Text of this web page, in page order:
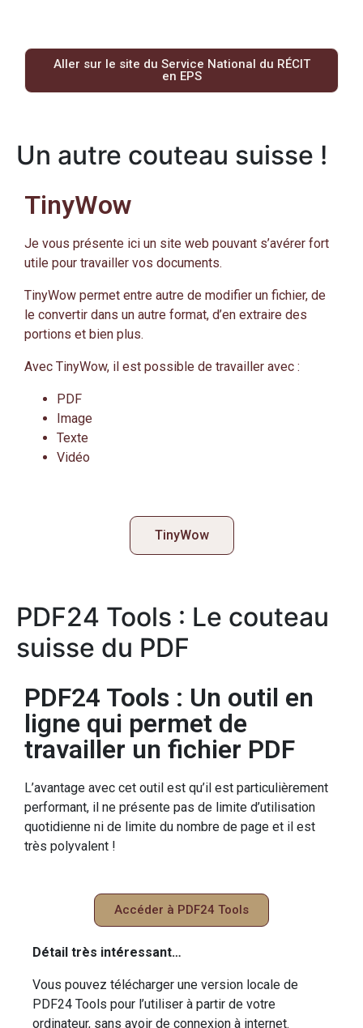
Aller sur le site du Service National du RÉCIT
en EPS
Un autre couteau suisse !
TinyWow
Je vous présente ici un site web pouvant s’avérer fort
utile pour travailler vos documents.
TinyWow permet entre autre de modifier un fichier, de
le convertir dans un autre format, d’en extraire des
portions et bien plus.
Avec TinyWow, il est possible de travailler avec :
PDF
Image
Texte
Vidéo
TinyWow
PDF24 Tools : Le couteau
suisse du PDF
PDF24 Tools : Un outil en
ligne qui permet de
travailler un fichier PDF
L’avantage avec cet outil est qu’il est particulièrement
performant, il ne présente pas de limite d’utilisation
quotidienne ni de limite du nombre de page et il est
très polyvalent !
Accéder à PDF24 Tools
Détail très intéressant…
Vous pouvez télécharger une version locale de
PDF24 Tools pour l’utiliser à partir de votre
ordinateur, sans avoir de connexion à internet.